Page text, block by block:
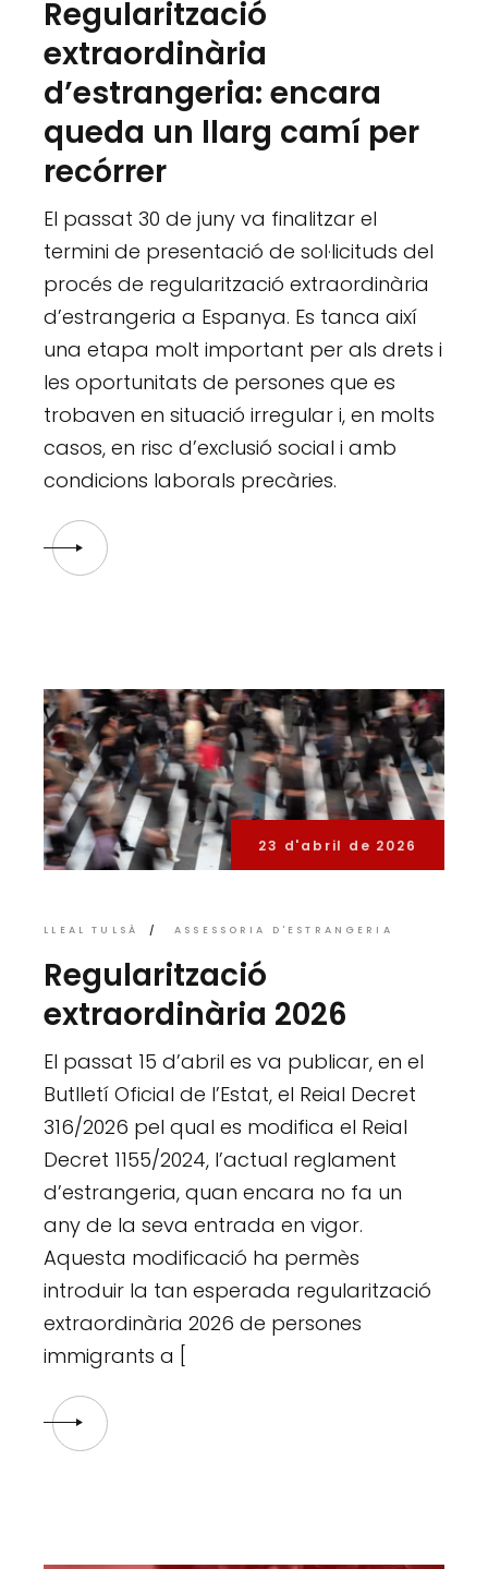
Regularització
extraordinària
d’estrangeria: encara
queda un llarg camí per
recórrer
El passat 30 de juny va finalitzar el
termini de presentació de sol·licituds del
procés de regularització extraordinària
d’estrangeria a Espanya. Es tanca així
una etapa molt important per als drets i
les oportunitats de persones que es
trobaven en situació irregular i, en molts
casos, en risc d’exclusió social i amb
condicions laborals precàries.
23 d'abril de 2026
LLEAL TULSÀ ASSESSORIA D'ESTRANGERIA
Regularització
extraordinària 2026
El passat 15 d’abril es va publicar, en el
Butlletí Oficial de l’Estat, el Reial Decret
316/2026 pel qual es modifica el Reial
Decret 1155/2024, l’actual reglament
d’estrangeria, quan encara no fa un
any de la seva entrada en vigor.
Aquesta modificació ha permès
introduir la tan esperada regularització
extraordinària 2026 de persones
immigrants a [